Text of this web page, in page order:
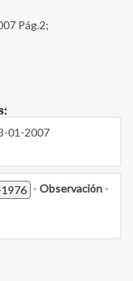
Pág.2;
01-2007
1976 - Observación -